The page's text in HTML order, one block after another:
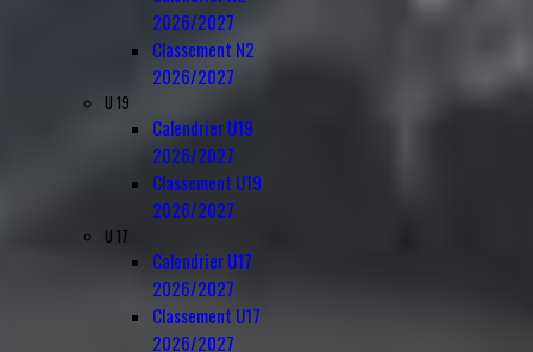
2026/2027
Classement N2
2026/2027
U 19
Calendrier U19
2026/2027
Classement U19
2026/2027
U 17
Calendrier U17
2026/2027
Classement U17
2026/2027